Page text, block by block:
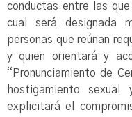
conductas entre las
cual será designada
personas que reúnan
y quien orientará y
“Pronunciamiento de
hostigamiento
explicitará el